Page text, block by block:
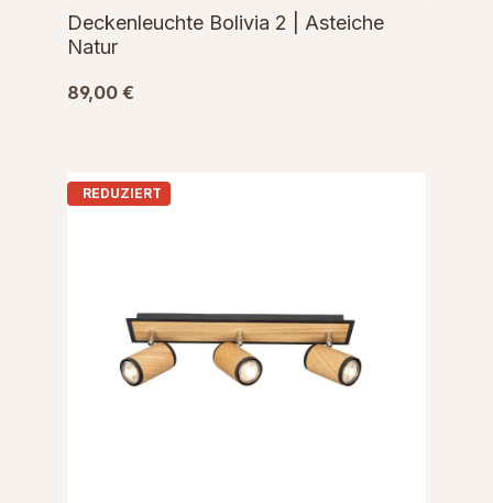
Deckenleuchte Bolivia 2 | Asteiche
Natur
89,00 €
REDUZIERT